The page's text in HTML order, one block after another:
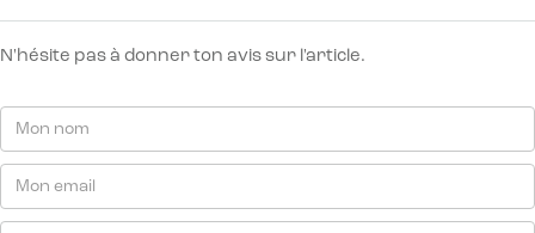
N'hésite pas à donner ton avis sur l'article.